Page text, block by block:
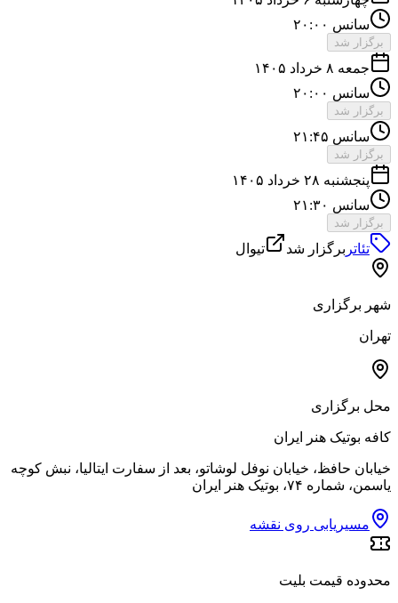
سانس ۲۰:۰۰
برگزار شد
جمعه ۸ خرداد ۱۴۰۵
سانس ۲۰:۰۰
برگزار شد
سانس ۲۱:۴۵
برگزار شد
پنجشنبه ۲۸ خرداد ۱۴۰۵
سانس ۲۱:۳۰
برگزار شد
تئاتر برگزار شد تیوال
شهر برگزاری
تهران
محل برگزاری
کافه بوتیک هنر ایران
خیابان حافظ، خیابان نوفل لوشاتو، بعد از سفارت ایتالیا، نبش کوچه
یاسمن، شماره ۷۴، بوتیک هنر ایران
مسیریابی روی نقشه
محدوده قیمت بلیت